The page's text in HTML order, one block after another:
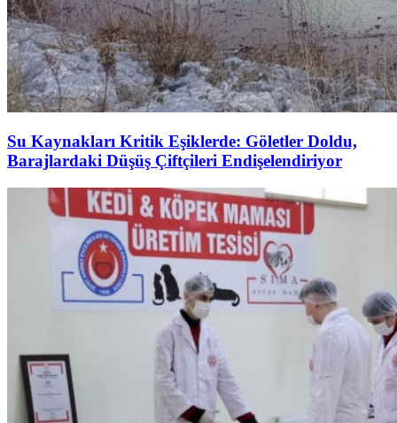
Su Kaynakları Kritik Eşiklerde: Göletler Doldu,
Barajlardaki Düşüş Çiftçileri Endişelendiriyor